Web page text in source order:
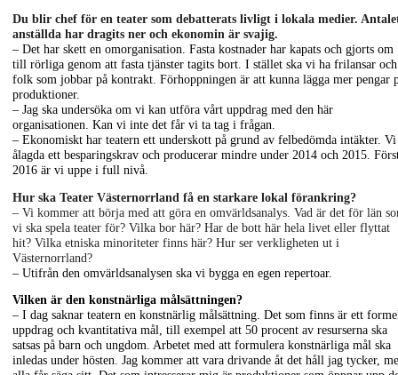
Du blir chef för en teater som debatterats livligt i lokala medier.
anställda har dragits ner och ekonomin är svajig.
– Det har skett en omorganisation. Fasta kostnader har kapats och gjorts om
till rörliga genom att fasta tjänster tagits bort. I stället ska vi ha frilansar och
folk som jobbar på kontrakt. Förhoppningen är att kunna lägga mer pengar
produktioner.
– Jag ska undersöka om vi kan utföra vårt uppdrag med den här
organisationen. Kan vi inte det får vi ta tag i frågan.
– Ekonomiskt har teatern ett underskott på grund av felbedömda intäkter.
ålagda ett besparingskrav och producerar mindre under 2014 och 2015.
2016 är vi uppe i full nivå.
Hur ska Teater Västernorrland få en starkare lokal förankring?
– Vi kommer att börja med att göra en omvärldsanalys. Vad är det för län
vi ska spela teater för? Vilka bor här? Har de bott här hela livet eller flyttat
hit? Vilka etniska minoriteter finns här? Hur ser verkligheten ut i
Västernorrland?
– Utifrån den omvärldsanalysen ska vi bygga en egen repertoar.
Vilken är den konstnärliga målsättningen?
– I dag saknar teatern en konstnärlig målsättning. Det som finns är ett
uppdrag och kvantitativa mål, till exempel att 50 procent av resurserna ska
satsas på barn och ungdom. Arbetet med att formulera konstnärliga mål ska
inledas under hösten. Jag kommer att vara drivande åt det håll jag tycker,